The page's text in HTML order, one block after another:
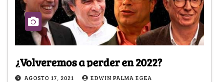
¿Volveremos a perder en 2022?
AGOSTO 17, 2021 EDWIN PALMA EGEA